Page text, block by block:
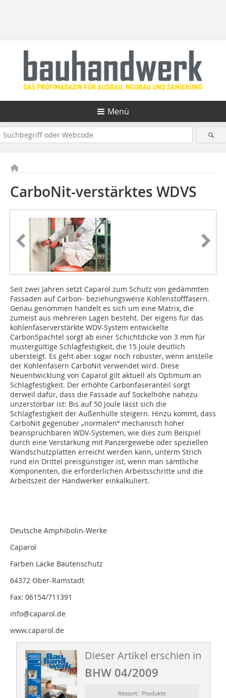
Menü
CarboNit-verstärktes WDVS
Seit zwei Jahren setzt Caparol zum Schutz von gedämmten
Fassaden auf Carbon- beziehungsweise Kohlenstofffasern.
Genau genommen handelt es sich um eine Matrix, die
zumeist aus mehreren Lagen besteht. Der eigens für das
kohlenfaserverstärkte WDV-System entwickelte
CarbonSpachtel sorgt ab einer Schichtdicke von 3 mm für
mustergültige Schlagfestigkeit, die 15 Joule deutlich
übersteigt. Es geht aber sogar noch robuster, wenn anstelle
der Kohlenfasern CarboNit verwendet wird. Diese
Neuentwicklung von Caparol gilt aktuell als Optimum an
Schlagfestigkeit. Der erhöhte Carbonfaseranteil sorgt
derweil dafür, dass die Fassade auf Sockelhöhe nahezu
unzerstörbar ist: Bis auf 50 Joule lässt sich die
Schlagfestigkeit der Außenhülle steigern. Hinzu kommt, dass
CarboNit gegenüber „normalen“ mechanisch höher
beanspruchbaren WDV-Systemen, wie dies zum Beispiel
durch eine Verstärkung mit Panzergewebe oder speziellen
Wandschutzplatten erreicht werden kann, unterm Strich
rund ein Drittel preisgünstiger ist, wenn man sämtliche
Komponenten, die erforderlichen Arbeitsschritte und die
Arbeitszeit der Handwerker einkalkuliert.
Deutsche Amphibolin-Werke
Caparol
Farben Lacke Bautenschutz
64372 Ober-Ramstadt
Fax: 06154/711391
info@caparol.de
www.caparol.de
Dieser Artikel erschien in
BHW 04/2009
Ressort: Produkte